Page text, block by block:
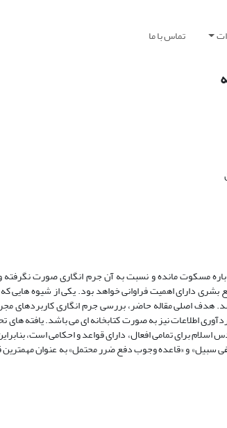
تماس با ما
مسکوت مانده و نسبت به آن جرم انگاری صورت نگرفته
دارای اهمیت فراوانی خواهد بود. یکی از شیوه هایی
هدف اصلی مقاله حاضر، بررسی جرم انگاری کاربردهای
اطلاعات نیز به صورت کتابخانه ای می باشد. یافته های
برای تمامی افعال، دارای قواعد و احکامی است،
سبیل» و «قاعده وجوب دفع ضرر محتمل» به عنوان